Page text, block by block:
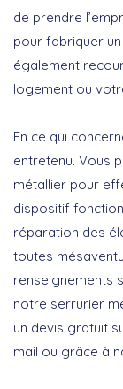
de prendre
pour fabriquer
également
logement ou
En ce qui
entretenu. Vous
métallier pour
dispositif
réparation des
toutes
renseignements
notre serrurier
un devis gratuit
mail ou grâce à